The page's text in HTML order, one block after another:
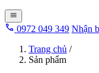
0972 049 349 Nhận
Trang chủ /
Sản phẩm